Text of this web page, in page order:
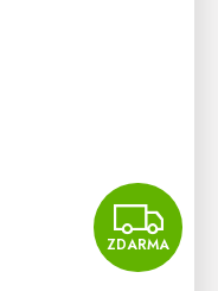
ZDARMA